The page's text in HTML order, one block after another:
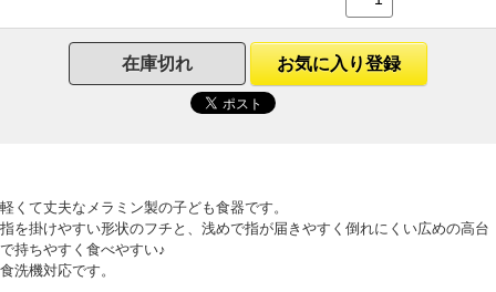
在庫切れ お気に入り登録
軽くて丈夫なメラミン製の子ども食器です。
指を掛けやすい形状のフチと、浅めで指が届きやすく倒れにくい広めの高台
で持ちやすく食べやすい♪
食洗機対応です。